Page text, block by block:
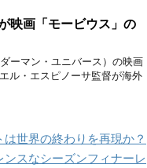
映画「モービウス」の
ーマン・ユニバース）の映画
ル・エスピノーサ監督が海外
世界の終わりを再現か？
スなシーズンフィナーレ